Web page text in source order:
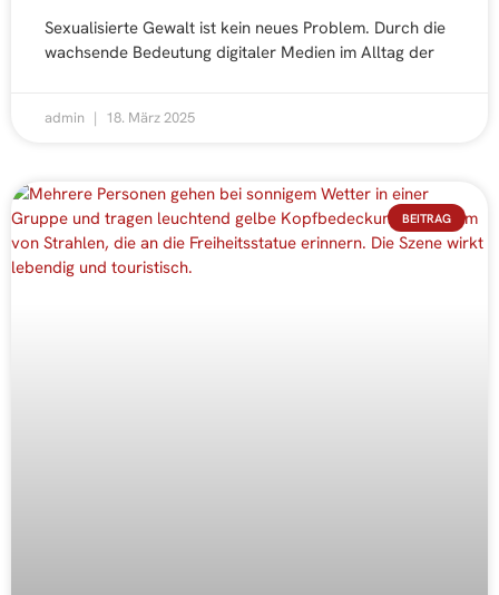
Sexualisierte Gewalt ist kein neues Problem. Durch die
wachsende Bedeutung digitaler Medien im Alltag der
admin 18. März 2025
BEITRAG